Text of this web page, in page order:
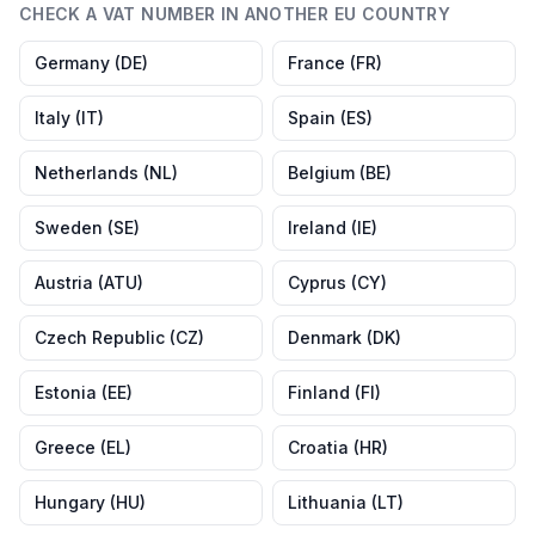
CHECK A VAT NUMBER IN ANOTHER EU COUNTRY
Germany (DE) France (FR)
Italy (IT) Spain (ES)
Netherlands (NL) Belgium (BE)
Sweden (SE) Ireland (IE)
Austria (ATU) Cyprus (CY)
Czech Republic (CZ) Denmark (DK)
Estonia (EE) Finland (FI)
Greece (EL) Croatia (HR)
Hungary (HU) Lithuania (LT)